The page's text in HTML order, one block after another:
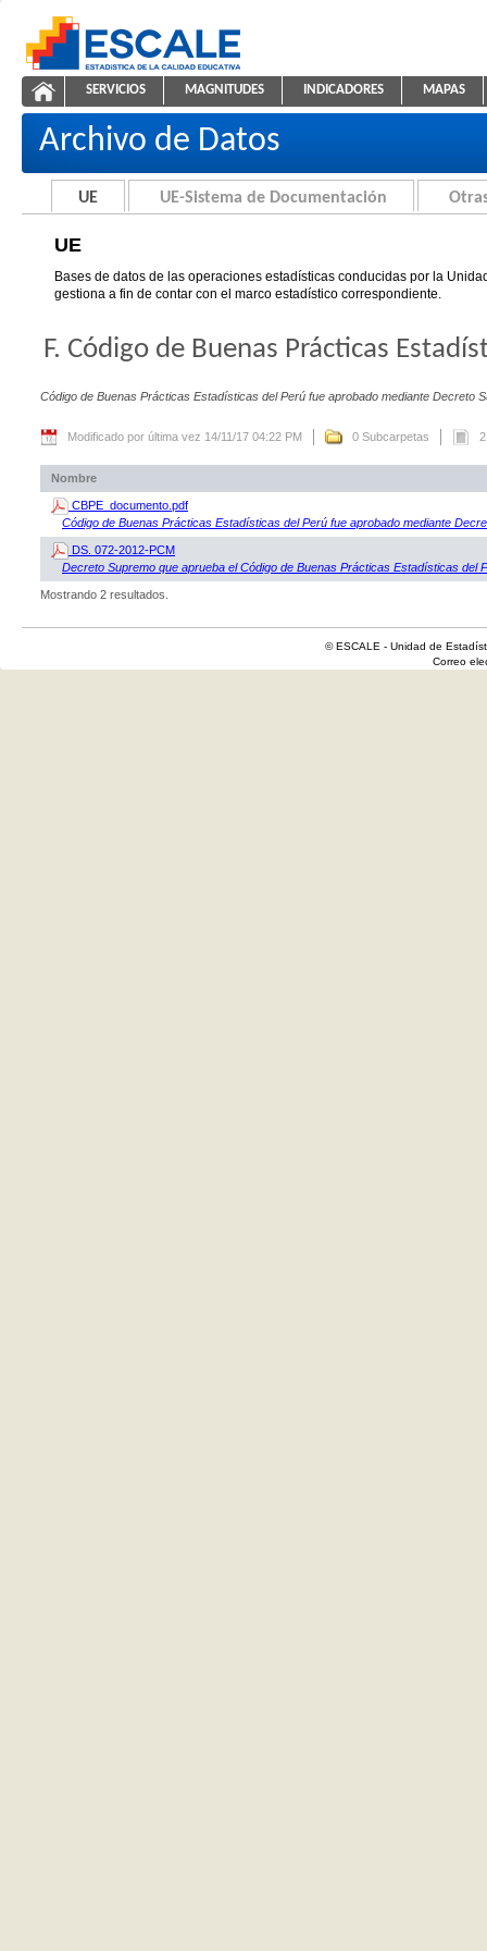
ESCALE - Unidad de Estadística Educativa
UE
NAVEGACIÓN
SERVICIOS MAGNITUDES INDICADORES MAPAS
Archivo de Datos
UE UE-Sistema de Documentación
UE
Bases de datos de las operaciones estadísticas conducidas por la
gestiona a fin de contar con el marco estadístico correspondiente.
F. Código de Buenas Prácticas
Código de Buenas Prácticas Estadísticas del Perú fue aprobado mediante Decreto
Modificado por última vez 14/11/17 04:22 PM 0 Subcarpetas
Nombre
CBPE_documento.pdf
Código de Buenas Prácticas Estadísticas del Perú fue aprobado mediante
DS. 072-2012-PCM
Decreto Supremo que aprueba el Código de Buenas Prácticas Estadísticas del
Mostrando 2 resultados.
© ESCALE - Unidad de
Correo